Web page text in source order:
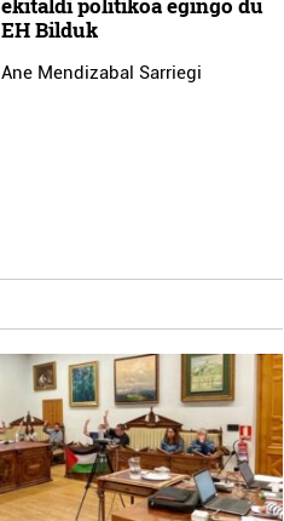
ekitaldi politikoa egingo du
EH Bilduk
Ane Mendizabal Sarriegi